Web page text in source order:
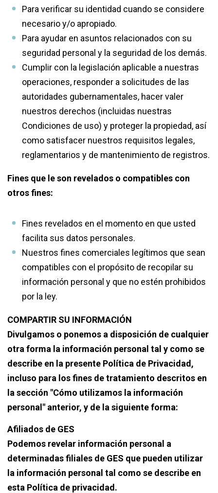
Para verificar su identidad cuando se considere
necesario y/o apropiado.
Para ayudar en asuntos relacionados con su
seguridad personal y la seguridad de los demás.
Cumplir con la legislación aplicable a nuestras
operaciones, responder a solicitudes de las
autoridades gubernamentales, hacer valer
nuestros derechos (incluidas nuestras
Condiciones de uso) y proteger la propiedad, así
como satisfacer nuestros requisitos legales,
reglamentarios y de mantenimiento de registros.
Fines que le son revelados o compatibles con
otros fines:
Fines revelados en el momento en que usted
facilita sus datos personales.
Nuestros fines comerciales legítimos que sean
compatibles con el propósito de recopilar su
información personal y que no estén prohibidos
por la ley.
COMPARTIR SU INFORMACIÓN
Divulgamos o ponemos a disposición de cualquier
otra forma la información personal tal y como se
describe en la presente Política de Privacidad,
incluso para los fines de tratamiento descritos en
la sección "Cómo utilizamos la información
personal" anterior, y de la siguiente forma:
Afiliados de GES
Podemos revelar información personal a
determinadas filiales de GES que pueden utilizar
la información personal tal como se describe en
esta Política de privacidad.